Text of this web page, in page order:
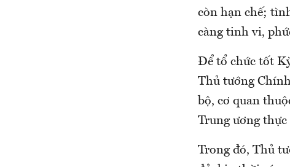
còn hạn chế;
càng tinh vi,
Để tổ chức tốt
Thủ tướng
bộ, cơ quan
Trung ương thực
Trong đó, Thủ